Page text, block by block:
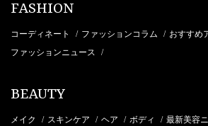
FASHION
コーディネート / ファッションコラム / おすすめ
ファッションニュース /
BEAUTY
メイク / スキンケア / ヘア / ボディ / 最新美容